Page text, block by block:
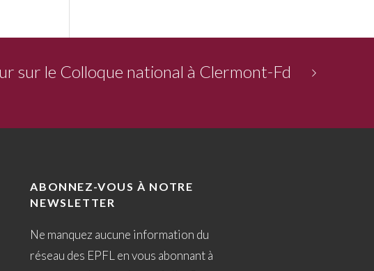
sur le Colloque national à Clermont-Fd
ABONNEZ-VOUS À NOTRE
NEWSLETTER
Ne manquez aucune information du
réseau des EPFL en vous abonnant à